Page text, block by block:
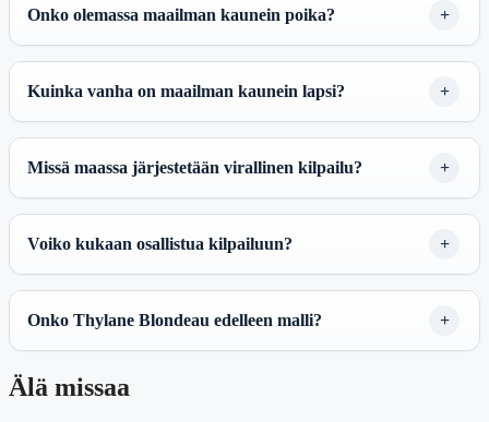
Onko olemassa maailman kaunein poika?
Kuinka vanha on maailman kaunein lapsi?
Missä maassa järjestetään virallinen kilpailu?
Voiko kukaan osallistua kilpailuun?
Onko Thylane Blondeau edelleen malli?
Älä missaa